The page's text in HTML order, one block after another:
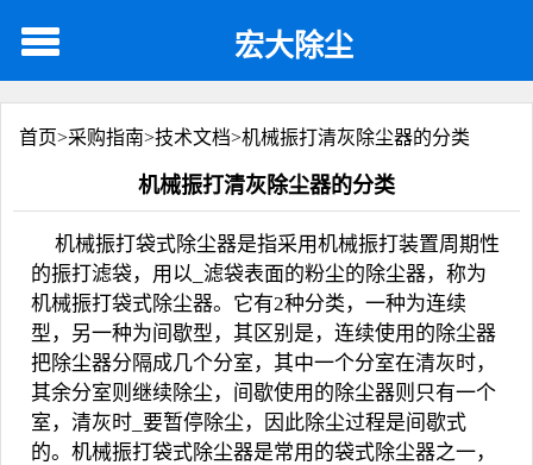
宏大除尘
首页>采购指南>技术文档>机械振打清灰除尘器的分类
机械振打清灰除尘器的分类
机械振打袋式除尘器是指采用机械振打装置周期性
的振打滤袋 ，用以_滤袋表面的粉尘的除尘器，称为
机械振打袋式除尘器。它有2种分类，一种为连续
型，另一种为间歇型，其区别是，连续使用的除尘器
把除尘器分隔成几个分室，其中一个分室在清灰时，
其余分室则继续除尘，间歇使用的除尘器则只有一个
室，清灰时_要暂停除尘，因此除尘过程是间歇式
的。机械振打袋式除尘器是常用的袋式除尘器之一，